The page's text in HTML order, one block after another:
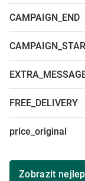
CAMPAIGN_END
FREE_DELIVERY
price_original
Zobrazit